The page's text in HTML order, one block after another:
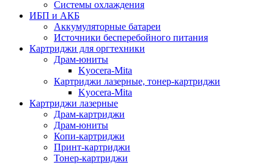
Системы охлаждения
ИБП и АКБ
Аккумуляторные батареи
Источники бесперебойного питания
Картриджи для оргтехники
Драм-юниты
Kyocera-Mita
Картриджи лазерные, тонер-картриджи
Kyocera-Mita
Картриджи лазерные
Драм-картриджи
Драм-юниты
Копи-картриджи
Принт-картриджи
Тонер-картриджи